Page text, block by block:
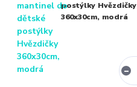
postýlky Hvězdičky
360x30cm, modrá